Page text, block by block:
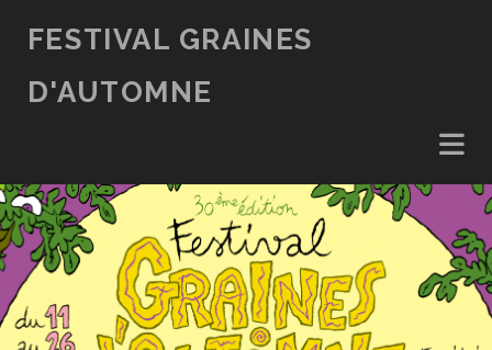
FESTIVAL GRAINES
D'AUTOMNE